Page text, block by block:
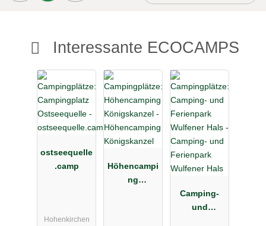
Interessante ECOCAMPS
ostseequelle
.camp
Hohenkirchen
Höhencampi
ng
Camping-
und